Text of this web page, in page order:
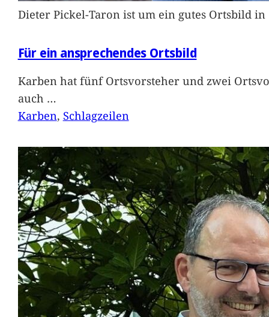
Dieter Pickel-Taron ist um ein gutes Ortsbild
Für ein ansprechendes Ortsbild
Karben hat fünf Ortsvorsteher und zwei
auch …
Karben, Schlagzeilen